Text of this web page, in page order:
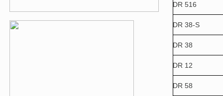
DR 516
DR 38-S
DR 38
DR 12
DR 58